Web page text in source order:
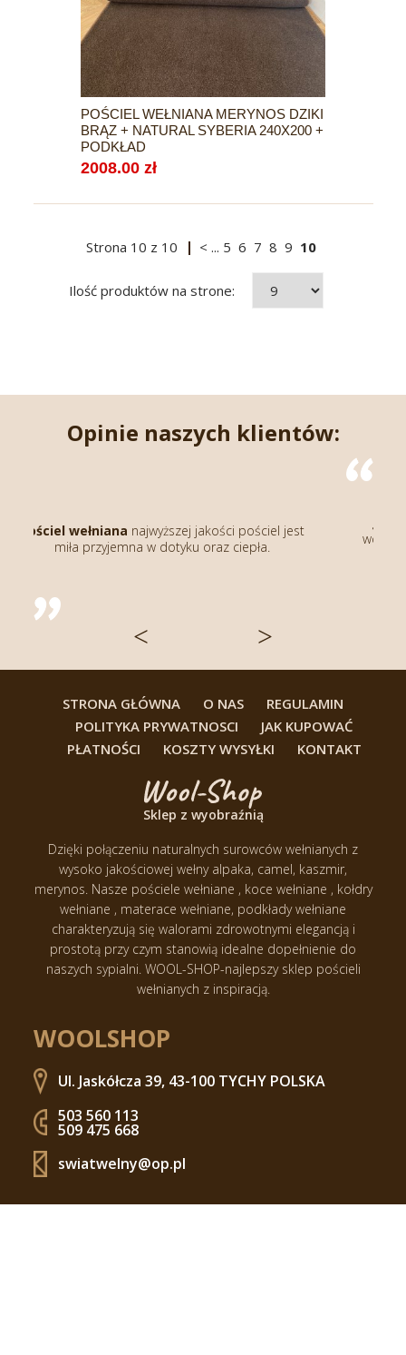
POŚCIEL WEŁNIANA MERYNOS DZIKI
BRĄZ + NATURAL SYBERIA 240X200 +
PODKŁAD
2008.00 zł
Strona 10 z 10 < ... 5 6 7 8 9 10
Ilość produktów na strone:
Opinie naszych klientów:
jakości pościel jest
oraz ciepła.
gruba, kupiłam już kolejną sztukę
wcześniejsze się sprawdziły tym
wcześniej dla rodziców
< >
STRONA GŁÓWNA O NAS
REGULAMIN
POLITYKA PRYWATNOSCI
JAK KUPOWAĆ
PŁATNOŚCI
KOSZTY WYSYŁKI KONTAKT
Sklep z wyobraźnią
Dzięki połączeniu naturalnych surowców wełnianych z
wysoko jakościowej wełny alpaka, camel, kaszmir,
merynos. Nasze pościele wełniane , koce wełniane , kołdry
wełniane , materace wełniane, podkłady wełniane
charakteryzują się walorami zdrowotnymi elegancją i
prostotą przy czym stanowią idealne dopełnienie do
naszych sypialni. WOOL-SHOP-najlepszy sklep pościeli
wełnianych z inspiracją.
WOOLSHOP
Ul. Jaskółcza 39, 43-100 TYCHY POLSKA
503 560 113
509 475 668
swiatwelny@op.pl